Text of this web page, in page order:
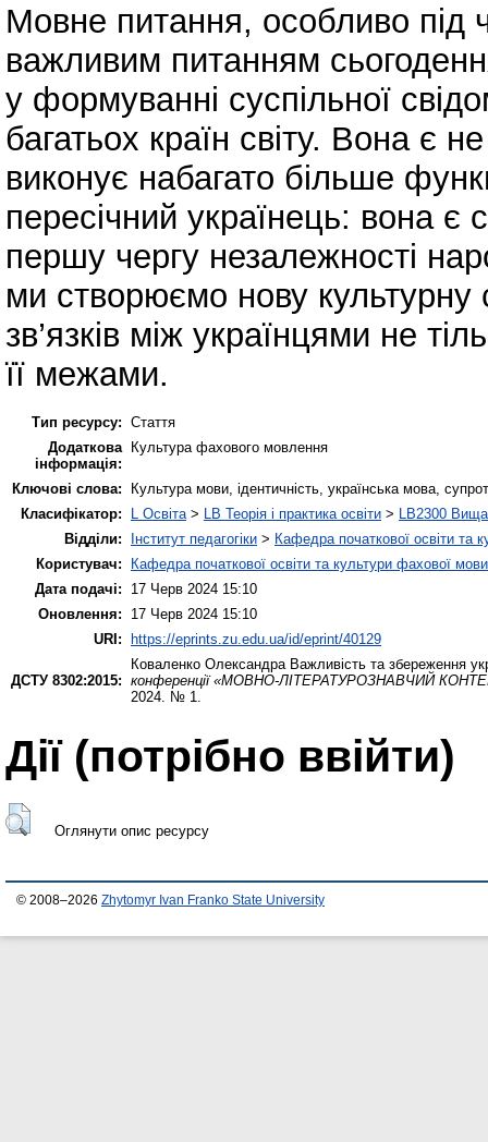
Мовне питання, особливо під
важливим питанням
у формуванні суспільної
багатьох країн світу. Вона є
виконує набагато більше
пересічний українець: вона є
першу чергу незалежності
ми створюємо нову
зв’язків між українцями не
її межами.
Тип ресурсу: Стаття
Додаткова
інформація:
Культура фахового мовлення
Ключові слова:
Культура мови, ідентичність, українська мова,
Класифікатор:
L Освіта > LB Теорія і практика освіти > LB2300 Вища
Відділи:
Інститут педагогіки > Кафедра початкової освіти та
Користувач:
Кафедра початкової освіти та культури фахової мови
Дата подачі:
17 Черв 2024 15:10
Оновлення:
17 Черв 2024 15:10
URI: https://eprints.zu.edu.ua/id/eprint/40129
ДСТУ 8302:2015:
Коваленко Олександра Важливість та збереження
конференції «МОВНО-ЛІТЕРАТУРОЗНАВЧИЙ
2024. № 1.
Дії ​​(потрібно ввійти)
Оглянути опис ресурсу
© 2008–2026 Zhytomyr Ivan Franko State University